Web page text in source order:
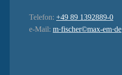
Telefon: +49 89 1392889-0
e-Mail: m·fischer©max-em·de